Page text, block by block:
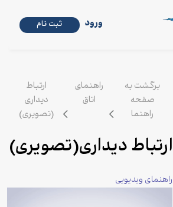
ورود ثبت نام
برگشت به
صفحه
راهنما
راهنمای
اتاق
ارتباط
دیداری
(تصویری)
ارتباط دیداری(تصویری)
راهنمای ویدیویی